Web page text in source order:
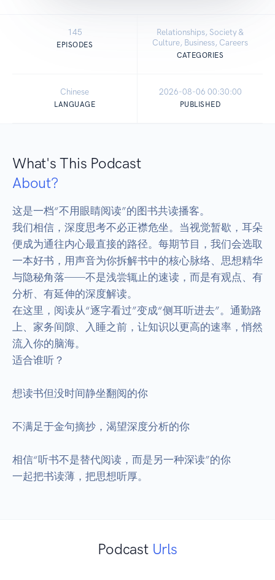
145
EPISODES
Relationships, Society &
Culture, Business, Careers
CATEGORIES
Chinese
LANGUAGE
2026-08-06 00:30:00
PUBLISHED
What's This Podcast
About?
这是一档“不用眼睛阅读”的图书共读播客。
我们相信，深度思考不必正襟危坐。当视觉暂歇，耳朵
便成为通往内心最直接的路径。每期节目，我们会选取
一本好书，用声音为你拆解书中的核心脉络、思想精华
与隐秘角落——不是浅尝辄止的速读，而是有观点、有
分析、有延伸的深度解读。
在这里，阅读从“逐字看过”变成“侧耳听进去”。通勤路
上、家务间隙、入睡之前，让知识以更高的速率，悄然
流入你的脑海。
适合谁听？
想读书但没时间静坐翻阅的你
不满足于金句摘抄，渴望深度分析的你
相信“听书不是替代阅读，而是另一种深读”的你
Podcast Urls